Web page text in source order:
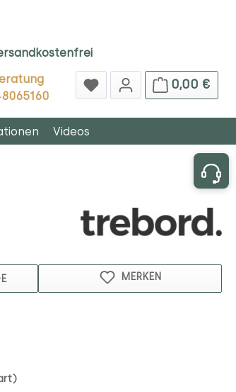
0,00 €
Videos
MERKEN